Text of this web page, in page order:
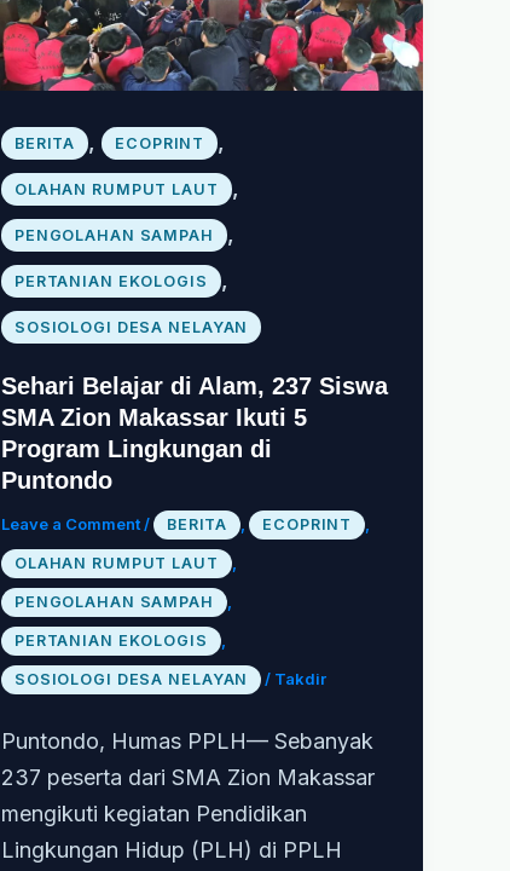
BERITA , ECOPRINT
OLAHAN RUMPUT LAUT ,
PENGOLAHAN SAMPAH ,
PERTANIAN EKOLOGIS ,
SOSIOLOGI DESA NELAYAN
Sehari Belajar di Alam, 237 Siswa
SMA Zion Makassar Ikuti 5
Program Lingkungan di
Puntondo
Leave a Comment/ BERITA , ECOPRINT ,
OLAHAN RUMPUT LAUT ,
PENGOLAHAN SAMPAH ,
PERTANIAN EKOLOGIS ,
SOSIOLOGI DESA NELAYAN / Takdir
Puntondo, Humas PPLH— Sebanyak
237 peserta dari SMA Zion Makassar
mengikuti kegiatan Pendidikan
Lingkungan Hidup (PLH) di PPLH